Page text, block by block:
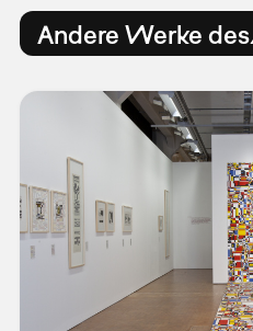
Andere Werke